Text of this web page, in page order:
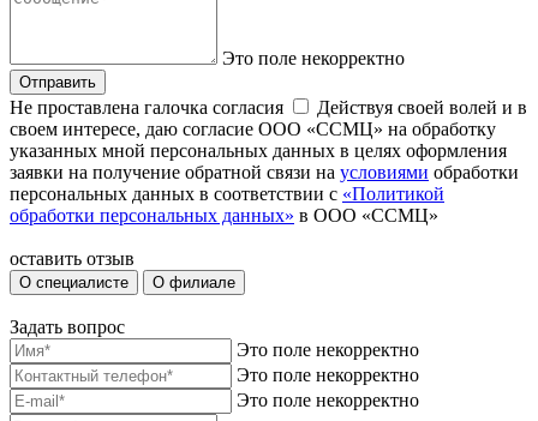
Это поле некорректно
Отправить
Не проставлена галочка согласия
Действуя своей волей и в
своем интересе, даю согласие ООО «ССМЦ» на обработку
указанных мной персональных данных в целях оформления
заявки на получение обратной связи на условиями обработки
персональных данных в соответствии с «Политикой
обработки персональных данных» в ООО «ССМЦ»
оставить отзыв
О специалисте О филиале
Задать вопрос
Это поле некорректно
Это поле некорректно
Это поле некорректно